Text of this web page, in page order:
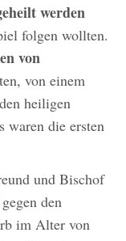
werden
folgen wollten.
von
von einem
heiligen
waren die ersten
und Bischof
den
im Alter von